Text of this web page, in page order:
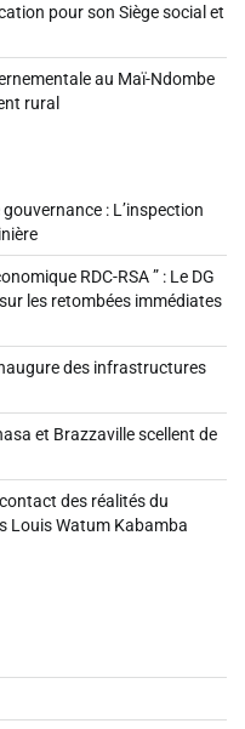
pour son Siège social et
au Maï-Ndombe
rural
: L’inspection
RDC-RSA ” : Le DG
les retombées immédiates
des infrastructures
et Brazzaville scellent de
des réalités du
Louis Watum Kabamba